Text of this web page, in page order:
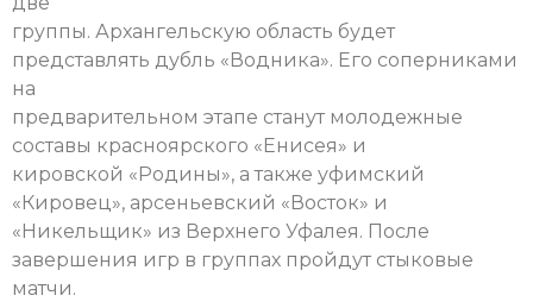
группы. Архангельскую область будет
представлять дубль «Водника». Его соперниками
на
предварительном этапе станут молодежные
составы красноярского «Енисея» и
кировской «Родины», а также уфимский
«Кировец», арсеньевский «Восток» и
«Никельщик» из Верхнего Уфалея. После
завершения игр в группах пройдут стыковые
матчи.